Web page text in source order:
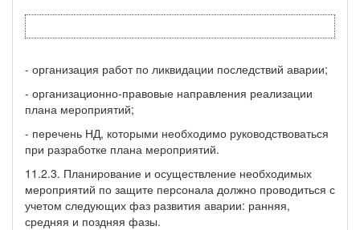
- организация работ по ликвидации последствий аварии;
- организационно-правовые направления реализации
плана мероприятий;
- перечень НД, которыми необходимо руководствоваться
при разработке плана мероприятий.
11.2.3. Планирование и осуществление необходимых
мероприятий по защите персонала должно проводиться с
учетом следующих фаз развития аварии: ранняя,
средняя и поздняя фазы.